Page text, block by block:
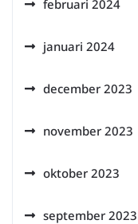
februari 2024
januari 2024
december 2023
november 2023
oktober 2023
september 2023